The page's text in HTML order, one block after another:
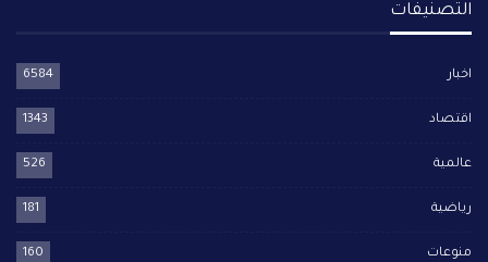
التصنيفات
اخبار 6584
اقتصاد 1343
عالمية 526
رياضية 181
منوعات 160